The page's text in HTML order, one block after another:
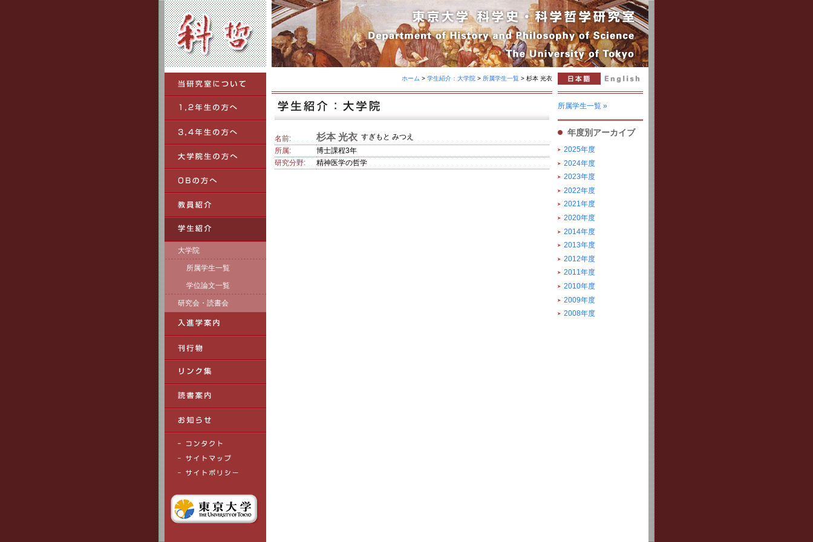
大学院
所属学生一覧
学位論文一覧
研究会・読書会
ホーム > 学生紹介：大学院 > 所属学生一覧 > 杉本 光衣
名前: 杉本 光衣 すぎもと みつえ
所属:
博士課程3年
研究分野:
精神医学の哲学
所属学生一覧 »
年度別アーカイブ
2025年度
2024年度
2023年度
2022年度
2021年度
2020年度
2014年度
2013年度
2012年度
2011年度
2010年度
2009年度
2008年度